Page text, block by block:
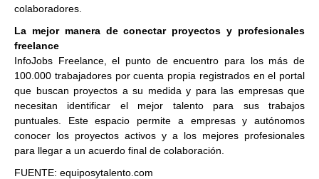
colaboradores.
La mejor manera de conectar proyectos y profesionales
freelance
InfoJobs Freelance, el punto de encuentro para los más de
100.000 trabajadores por cuenta propia registrados en el portal
que buscan proyectos a su medida y para las empresas que
necesitan identificar el mejor talento para sus trabajos
puntuales. Este espacio permite a empresas y autónomos
conocer los proyectos activos y a los mejores profesionales
para llegar a un acuerdo final de colaboración.
FUENTE: equiposytalento.com